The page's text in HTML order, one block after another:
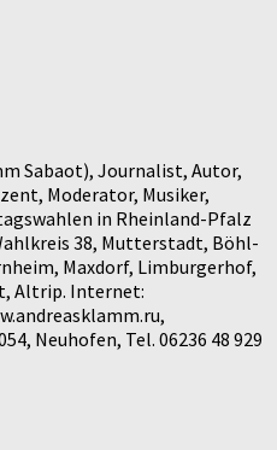
Sabaot), Journalist, Autor,
Moderator, Musiker,
in Rheinland-Pfalz
38, Mutterstadt, Böhl-
Maxdorf, Limburgerhof,
Altrip. Internet:
Neuhofen, Tel. 06236 48 929